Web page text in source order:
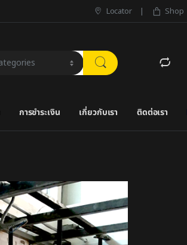
Locator Shop
การชำระเงิน เกี่ยวกับเรา ติดต่อเรา